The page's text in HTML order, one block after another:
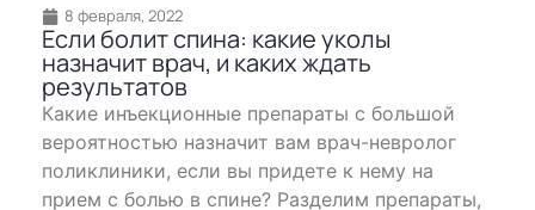
8 февраля, 2022
Если болит спина: какие уколы
назначит врач, и каких ждать
результатов
Какие инъекционные препараты с большой
вероятностью назначит вам врач-невролог
поликлиники, если вы придете к нему на
прием с болью в спине? Разделим препараты,